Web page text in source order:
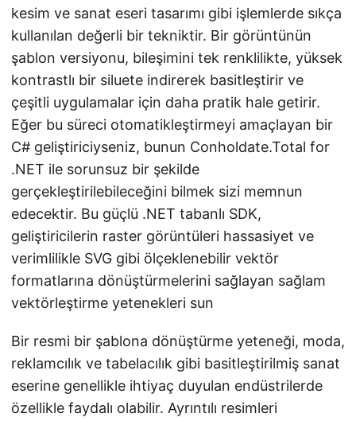
kesim ve sanat eseri tasarımı gibi işlemlerde sıkça
kullanılan değerli bir tekniktir. Bir görüntünün
şablon versiyonu, bileşimini tek renklilikte, yüksek
kontrastlı bir siluete indirerek basitleştirir ve
çeşitli uygulamalar için daha pratik hale getirir.
Eğer bu süreci otomatikleştirmeyi amaçlayan bir
C# geliştiriciyseniz, bunun Conholdate.Total for
.NET ile sorunsuz bir şekilde
gerçekleştirilebileceğini bilmek sizi memnun
edecektir. Bu güçlü .NET tabanlı SDK,
geliştiricilerin raster görüntüleri hassasiyet ve
verimlilikle SVG gibi ölçeklenebilir vektör
formatlarına dönüştürmelerini sağlayan sağlam
vektörleştirme yetenekleri sun
Bir resmi bir şablona dönüştürme yeteneği, moda,
reklamcılık ve tabelacılık gibi basitleştirilmiş sanat
eserine genellikle ihtiyaç duyulan endüstrilerde
özellikle faydalı olabilir. Ayrıntılı resimleri